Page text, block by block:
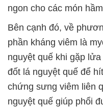
ngon cho các món
Bên cạnh đó, về
phần kháng viêm là
nguyệt quế khi gặp
đốt lá nguyệt quế để
chứng sưng viêm liên
nguyệt quế giúp phổi